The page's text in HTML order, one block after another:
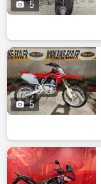
 5
 5